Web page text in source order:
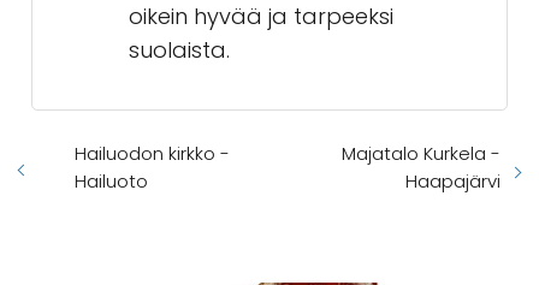
oikein hyvää ja tarpeeksi
suolaista.
Hailuodon kirkko -
Hailuoto
Majatalo Kurkela -
Haapajärvi